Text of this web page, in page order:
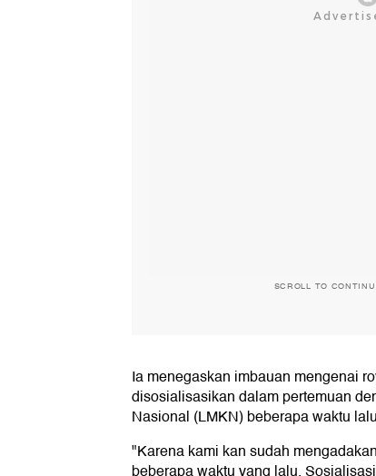
SCROLL TO
Ia menegaskan imbauan mengenai
disosialisasikan dalam pertemuan
Nasional (LMKN) beberapa waktu
"Karena kami kan sudah